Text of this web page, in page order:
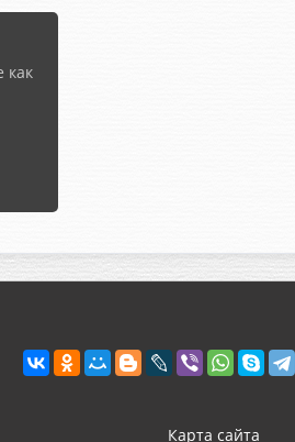
Карта сайта
как